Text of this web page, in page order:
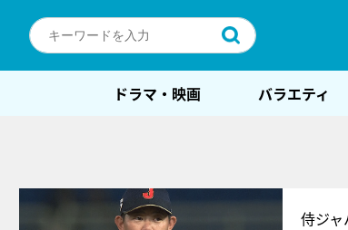
ドラマ・映画 バラエティ
侍ジ